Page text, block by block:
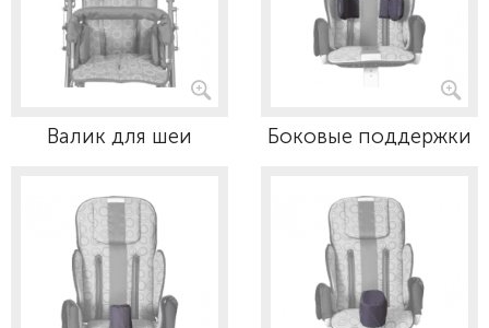
Валик для шеи Боковые поддержки